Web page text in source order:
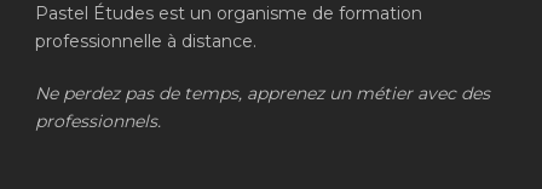
Pastel Études est un organisme de formation
professionnelle à distance.
Ne perdez pas de temps, apprenez un métier avec des
professionnels.